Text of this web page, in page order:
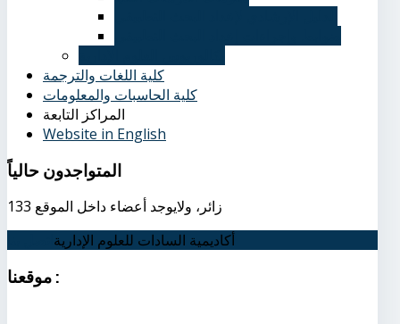
كلية اللغات والترجمة
كلية الحاسبات والمعلومات
المراكز التابعة
Website in English
المتواجدون حالياً
133 زائر، ولايوجد أعضاء داخل الموقع
أكاديمية السادات للعلوم الإدارية
: